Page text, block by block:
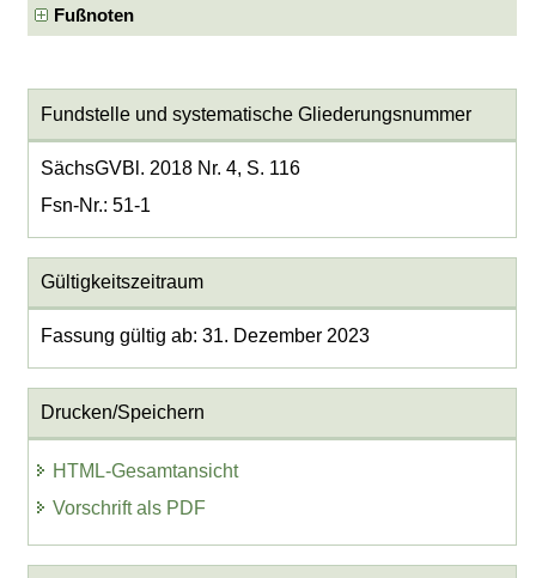
Fußnoten
Fundstelle und systematische Gliederungsnummer
SächsGVBl. 2018 Nr. 4, S. 116
Fsn-Nr.: 51-1
Gültigkeitszeitraum
Fassung gültig ab: 31. Dezember 2023
Drucken/Speichern
HTML-Gesamtansicht
Vorschrift als PDF